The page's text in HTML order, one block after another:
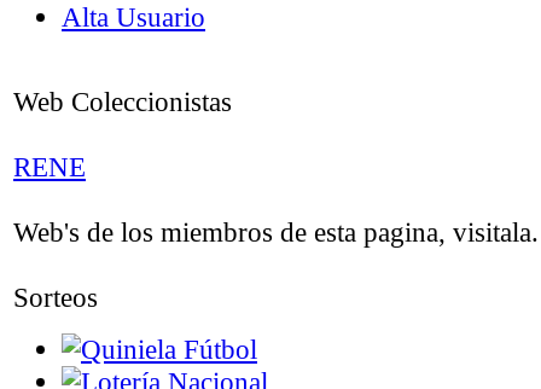
Alta Usuario
Web Coleccionistas
RENE
Web's de los miembros de esta pagina, visitala.
Sorteos